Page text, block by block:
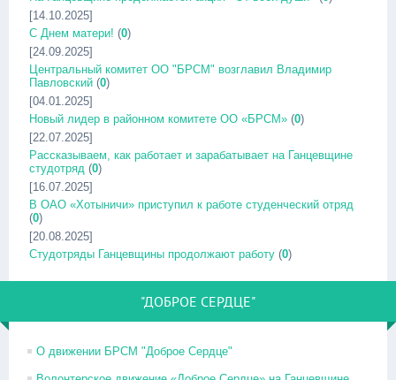
[14.10.2025]
С Днем матери! (0)
[24.09.2025]
Центральный комитет ОО "БРСМ" возглавил Владимир
Павловский (0)
[04.01.2025]
Новый лидер в районном комитете ОО «БРСМ» (0)
[22.07.2025]
Рассказываем, как работает и зарабатывает на Ганцевщине
студотряд (0)
[16.07.2025]
В ОАО «Хотыничи» приступил к работе студенческий отряд
(0)
[20.08.2025]
Студотряды Ганцевщины продолжают работу (0)
"ДОБРОЕ СЕРДЦЕ"
О движении БРСМ "Доброе Сердце"